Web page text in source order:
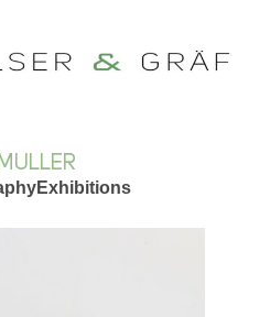
Exhibitions